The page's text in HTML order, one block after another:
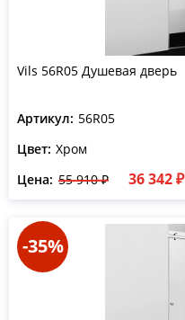
Vils 56R05 Душевая дверь
Артикул: 56R05
Цвет: Хром
Цена: 55 910 ₽ 36 342 ₽
-35%